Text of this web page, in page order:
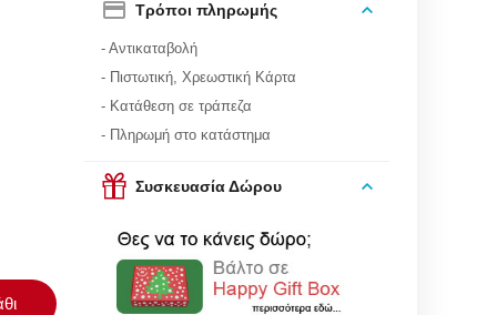
Τρόποι πληρωμής
- Αντικαταβολή
- Πιστωτική, Χρεωστική Κάρτα
- Κατάθεση σε τράπεζα
- Πληρωμή στο κατάστημα
Συσκευασία Δώρου